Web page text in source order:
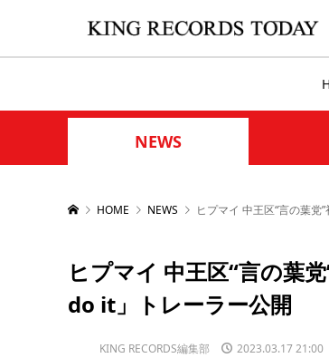
NEWS
HOME NEWS ヒプマイ 中王区“言の葉
ヒプマイ 中王区“言の葉
do it」トレーラー公開
KING RECORDS編集部 2023.03.17 21:00